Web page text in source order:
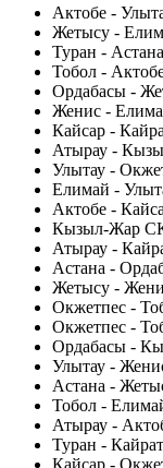
Актобе -
Жетысу -
Туран - Астана
Тобол -
Ордабасы -
Женис -
Кайсар -
Атырау -
Улытау -
Елимай -
Актобе -
Кызыл-Жар
Атырау -
Астана -
Жетысу -
Окжетпес -
Окжетпес -
Ордабасы -
Улытау -
Астана -
Тобол -
Атырау -
Туран - Кайрат